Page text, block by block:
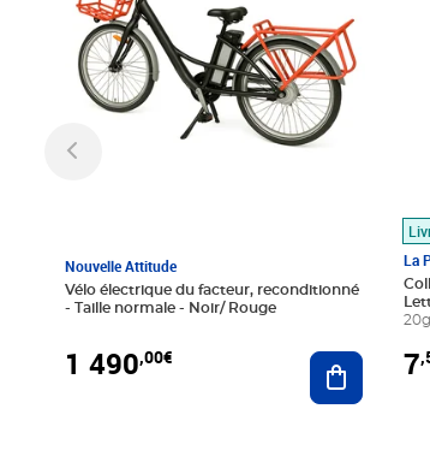
Nouvelle Attitude
Vélo électrique du facteur, reconditionné
- Taille normale - Noir/ Rouge
1 490,00€ Ajouter au
La
7